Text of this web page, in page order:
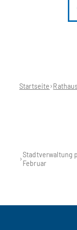
Startseite Rathaus
Stadtverwaltung
Februar